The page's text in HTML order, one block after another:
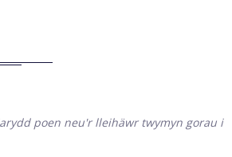
poen neu'r lleihäwr twymyn gorau i